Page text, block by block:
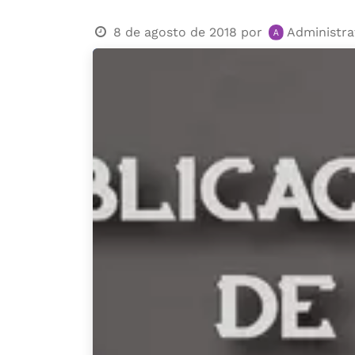
8 de agosto de 2018 por